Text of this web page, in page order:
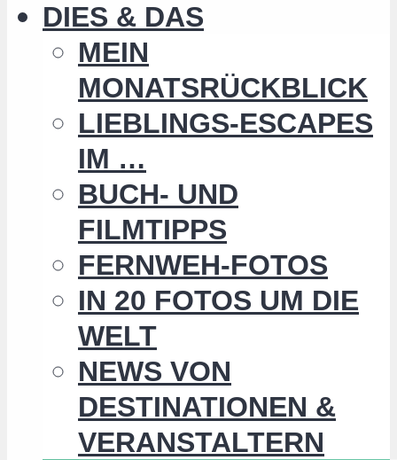
DIES & DAS
MEIN
MONATSRÜCKBLICK
LIEBLINGS-ESCAPES
IM …
BUCH- UND
FILMTIPPS
FERNWEH-FOTOS
IN 20 FOTOS UM DIE
WELT
NEWS VON
DESTINATIONEN &
VERANSTALTERN